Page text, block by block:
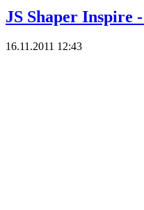
JS Shaper Inspire
16.11.2011 12:43